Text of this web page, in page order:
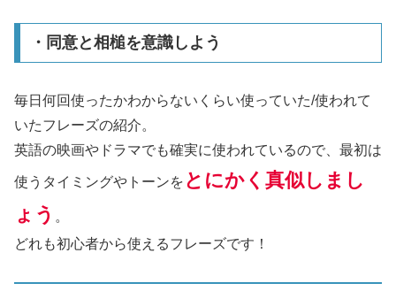
・同意と相槌を意識しよう
毎日何回使ったかわからないくらい使っていた/使われて
いたフレーズの紹介。
英語の映画やドラマでも確実に使われているので、最初は
使うタイミングやトーンを とにかく真似しまし
ょう 。
どれも初心者から使えるフレーズです！